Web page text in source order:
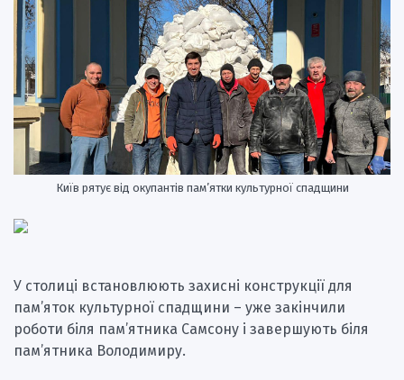
Київ рятує від окупантів пам’ятки культурної спадщини
У столиці встановлюють захисні конструкції для
пам’яток культурної спадщини – уже закінчили
роботи біля пам’ятника Самсону і завершують біля
пам’ятника Володимиру.